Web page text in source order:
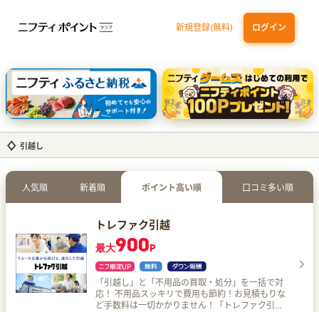
新規登録(無料) ログイン
dカード 九州カードNEXT JCB ORIGINAL SERIES：JCBカード S
三井住友カード ゴールド（NL）（家族カード発行）
【実質初月無料】DMM | Disney+(ディズニープラス) セットプラン
引越し
人気順 新着順 ポイント高い順 口コミ多い順
トレファク引越
最大900P
「引越し」と「不用品の買取・処分」を一括で対
応！ 不用品スッキリで費用も節約！お見積もりな
ど手数料は一切かかりません！「トレファク引